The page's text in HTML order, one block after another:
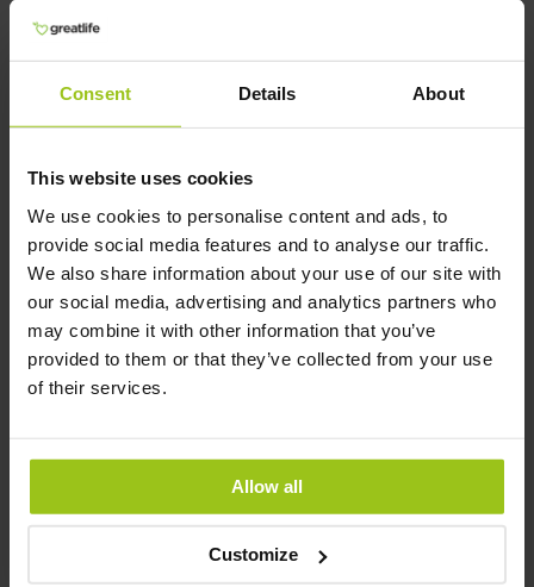
Consent Details About
This website uses cookies
We use cookies to personalise content and ads, to
provide social media features and to analyse our traffic.
We also share information about your use of our site with
our social media, advertising and analytics partners who
may combine it with other information that you’ve
provided to them or that they’ve collected from your use
of their services.
Allow all
Customize
van DAO, wat het extra problematisch maakt.
Het is belangrijk te onthouden dat de tolerantie
verdraagt maar een reactie krijgt op de
Diagnostiek – hoe weet je of
het histamine-intolerantie is?
Er is nog geen enkele, volledig betrouwbare
meestal op een combinatie van:
Grondige doorname van symptomen,